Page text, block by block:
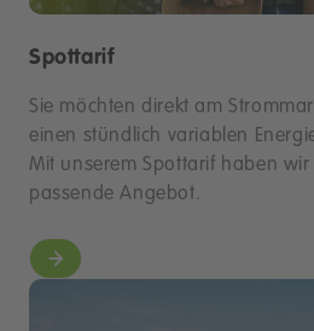
Spottarif
Sie möchten direkt am
einen stündlich variablen
Mit unserem Spottarif haben
passende Angebot.